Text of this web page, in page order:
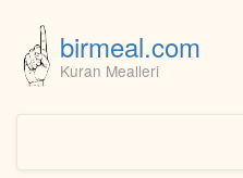
birmeal.com
Kuran Mealleri